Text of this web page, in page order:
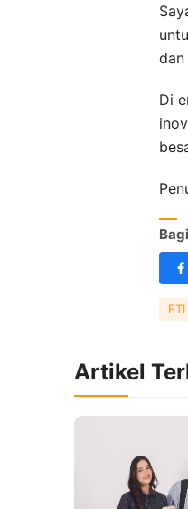
dan
Di
FTI
Artikel